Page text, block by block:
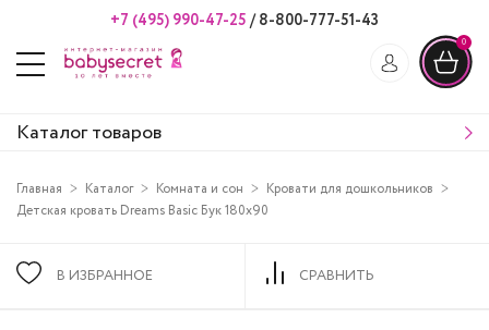
+7 (495) 990-47-25 /8-800-777-51-43
0
Каталог товаров
Главная Каталог Комната и сон
Кровати для дошкольников
Детская кровать Dreams Basic Бук 180х90
В ИЗБРАННОЕ СРАВНИТЬ